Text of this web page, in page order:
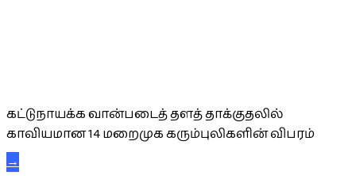
கட்டுநாயக்க வான்படைத் தளத் தாக்குதலில்
காவியமான 14 மறைமுக கரும்புலிகளின் விபரம்
→